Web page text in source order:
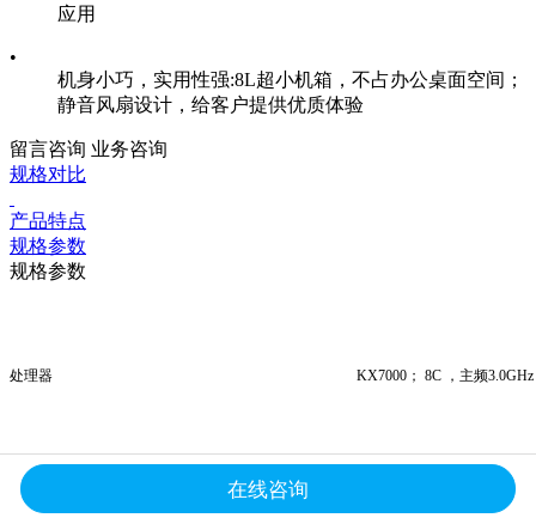
应用
•
机身小巧，实用性强:8L超小机箱，不占办公桌面空间；
静音风扇设计，给客户提供优质体验
留言咨询 业务咨询
规格对比
产品特点
规格参数
规格参数
处理器 KX7000； 8C ，主频3.0GHz
显卡 在线咨询